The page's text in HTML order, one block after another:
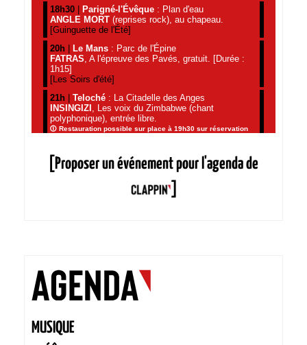
[Proposer un événement pour l'agenda de
MUSIQUE